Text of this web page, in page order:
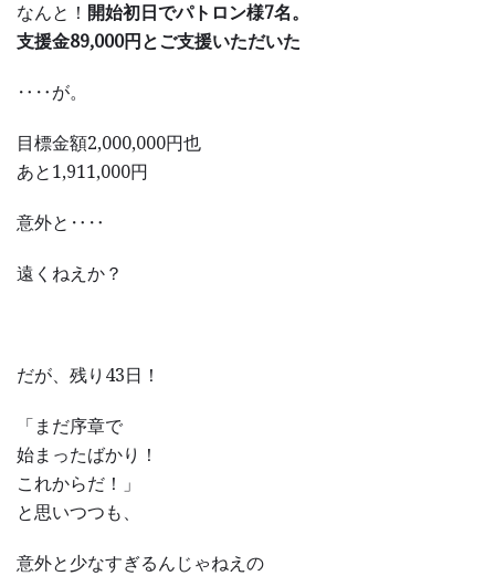
なんと！ 開始初日でパトロン様7名。
支援金89,000円とご支援いただいた
‥‥が。
目標金額2,000,000円也
あと1,911,000円
意外と‥‥
遠くねえか？
だが、残り43日！
「まだ序章で
始まったばかり！
これからだ！」
と思いつつも、
意外と少なすぎるんじゃねえの